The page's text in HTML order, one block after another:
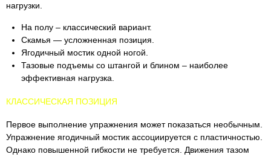
нагрузки.
На полу – классический вариант.
Скамья — усложненная позиция.
Ягодичный мостик одной ногой.
Тазовые подъемы со штангой и блином – наиболее
эффективная нагрузка.
КЛАССИЧЕСКАЯ ПОЗИЦИЯ
Первое выполнение упражнения может показаться необычным.
Упражнение ягодичный мостик ассоциируется с пластичностью.
Однако повышенной гибкости не требуется. Движения тазом